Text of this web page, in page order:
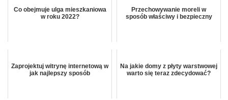
Co obejmuje ulga mieszkaniowa
w roku 2022?
Przechowywanie moreli w
sposób właściwy i bezpieczny
Zaprojektuj witrynę internetową w
jak najlepszy sposób
Na jakie domy z płyty warstwowej
warto się teraz zdecydować?